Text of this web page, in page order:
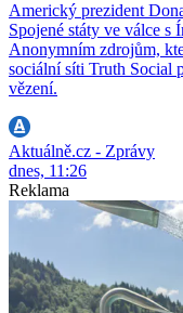
Americký prezident
Spojené státy ve válce s
Anonymním zdrojům,
sociální síti Truth Social
vězení.
Aktuálně.cz - Zprávy
dnes, 11:26
Reklama